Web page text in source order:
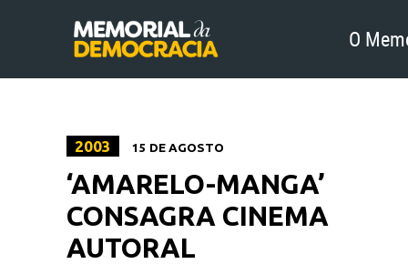
O
2003 15 DE AGOSTO
‘AMARELO-MANGA’
CONSAGRA CINEMA
AUTORAL